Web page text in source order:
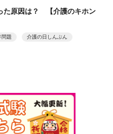
た原因は？ 【介護のキホン
問題 介護の日しんぶん